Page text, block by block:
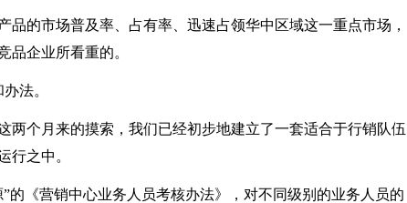
品的市场普及率、占有率、迅速占领华中区域这一重点市场，
品企业所看重的。
法。
两个月来的摸索，我们已经初步地建立了一套适合于行销队伍
行之中。
的《营销中心业务人员考核办法》，对不同级别的业务人员的